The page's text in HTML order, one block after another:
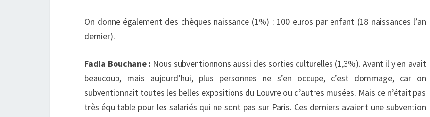
On donne également des chèques naissance (1%) : 100 euros par enfant (18 naissances l’an
dernier).
Fadia Bouchane : Nous subventionnons aussi des sorties culturelles (1,3%). Avant il y en avait
beaucoup, mais aujourd’hui, plus personnes ne s’en occupe, c’est dommage, car on
subventionnait toutes les belles expositions du Louvre ou d’autres musées. Mais ce n’était pas
très équitable pour les salariés qui ne sont pas sur Paris. Ces derniers avaient une subvention